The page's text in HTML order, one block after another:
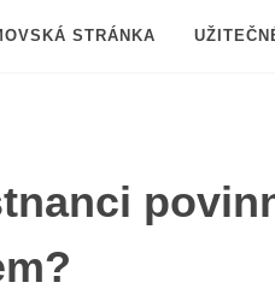
STRÁNKA